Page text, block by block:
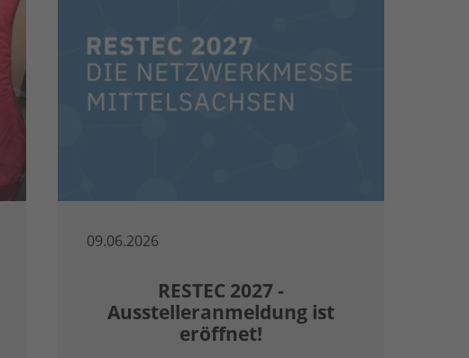
09.06.2026
RESTEC 2027 -
Ausstelleranmeldung ist
eröffnet!